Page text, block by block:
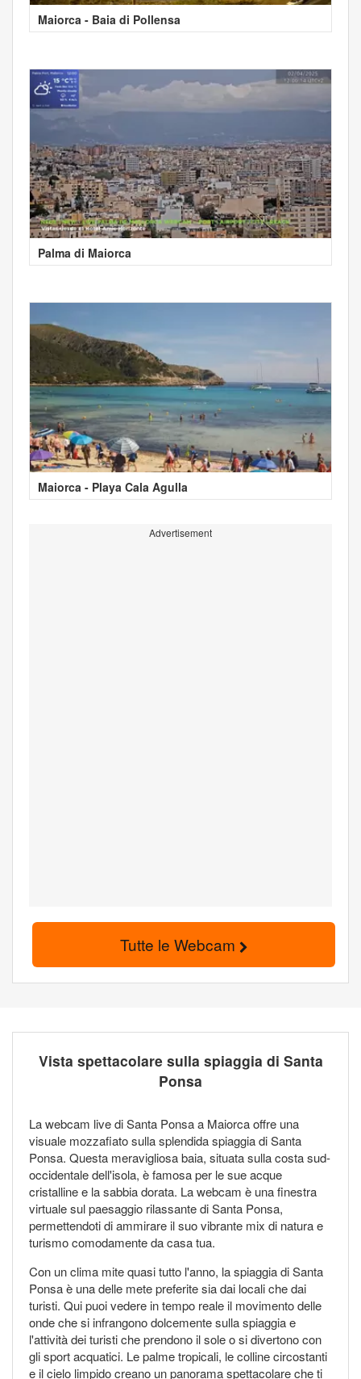
Maiorca - Baia di Pollensa
Palma di Maiorca
Maiorca - Playa Cala Agulla
Advertisement
Tutte le Webcam
Vista spettacolare sulla spiaggia di Santa
Ponsa
La webcam live di Santa Ponsa a Maiorca offre una
visuale mozzafiato sulla splendida spiaggia di Santa
Ponsa. Questa meravigliosa baia, situata sulla costa sud-
occidentale dell'isola, è famosa per le sue acque
cristalline e la sabbia dorata. La webcam è una finestra
virtuale sul paesaggio rilassante di Santa Ponsa,
permettendoti di ammirare il suo vibrante mix di natura e
turismo comodamente da casa tua.
Con un clima mite quasi tutto l'anno, la spiaggia di Santa
Ponsa è una delle mete preferite sia dai locali che dai
turisti. Qui puoi vedere in tempo reale il movimento delle
onde che si infrangono dolcemente sulla spiaggia e
l'attività dei turisti che prendono il sole o si divertono con
gli sport acquatici. Le palme tropicali, le colline circostanti
e il cielo limpido creano un panorama spettacolare che ti